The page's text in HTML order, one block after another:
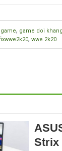
, game doi khang
, wwe 2k20
Strix